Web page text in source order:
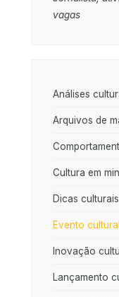
vagas
Análises
Arquivos de
Cultura em
Dicas culturais
Evento cultural
Inovação
Lançamento